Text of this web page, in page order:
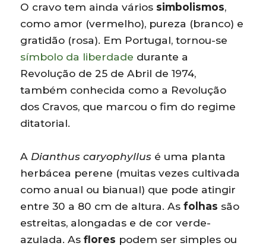
O cravo tem ainda vários simbolismos,
como amor (vermelho), pureza (branco) e
gratidão (rosa). Em Portugal, tornou-se
símbolo da liberdade durante a
Revolução de 25 de Abril de 1974,
também conhecida como a Revolução
dos Cravos, que marcou o fim do regime
ditatorial.
A Dianthus caryophyllus é uma planta
herbácea perene (muitas vezes cultivada
como anual ou bianual) que pode atingir
entre 30 a 80 cm de altura. Asfolhas são
estreitas, alongadas e de cor verde-
azulada. Asflores podem ser simples ou